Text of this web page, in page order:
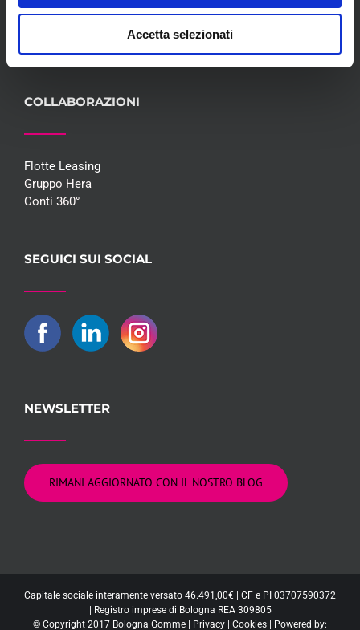
Accetta selezionati
COLLABORAZIONI
Flotte Leasing
Gruppo Hera
Conti 360°
SEGUICI SUI SOCIAL
NEWSLETTER
RIMANI AGGIORNATO CON IL NOSTRO BLOG
Capitale sociale interamente versato 46.491,00€ | CF e PI 03707590372
| Registro imprese di Bologna REA 309805
© Copyright 2017 Bologna Gomme | Privacy | Cookies | Powered by: